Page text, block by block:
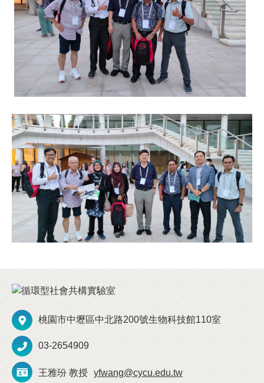
桃園市中壢區中北路200號生物科技館110室
03-2654909
王雅玢 教授 yfwang@cycu.edu.tw